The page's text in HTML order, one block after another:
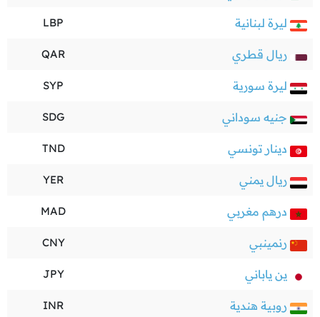
ليرة لبنانية LBP
ريال قطري QAR
ليرة سورية SYP
جنيه سوداني SDG
دينار تونسي TND
ريال يمني YER
درهم مغربي MAD
رنمينبي CNY
ين ياباني JPY
روبية هندية INR